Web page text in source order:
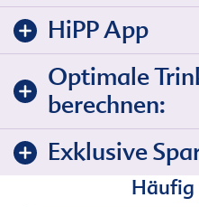
HiPP App
Optimale
berechnen:
Exklusive